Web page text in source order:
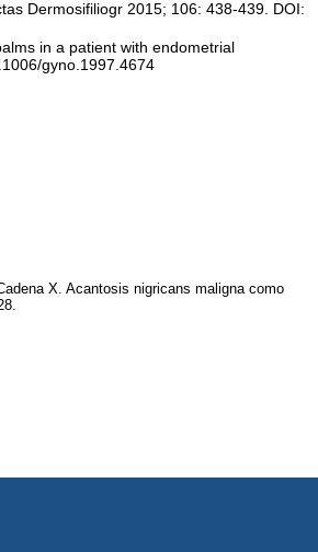
Dermosifiliogr 2015; 106: 438-439. DOI:
in a patient with endometrial
gyno.1997.4674
X. Acantosis nigricans maligna como